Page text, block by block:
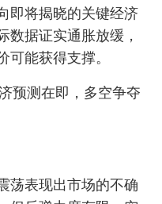
即将揭晓的关键经济
数据证实通胀放缓，
可能获得支撑。
荡表现出市场的不确